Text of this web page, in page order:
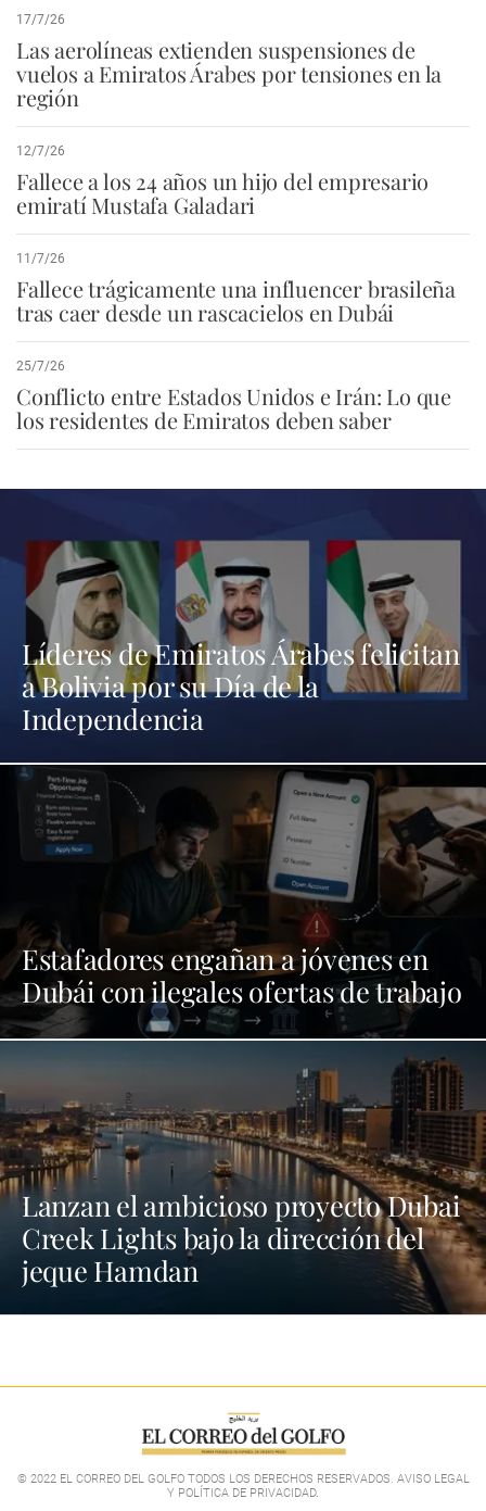
17/7/26
Las aerolíneas extienden suspensiones de
vuelos a Emiratos Árabes por tensiones en la
región
12/7/26
Fallece a los 24 años un hijo del empresario
emiratí Mustafa Galadari
11/7/26
Fallece trágicamente una influencer brasileña
tras caer desde un rascacielos en Dubái
25/7/26
Conflicto entre Estados Unidos e Irán: Lo que
los residentes de Emiratos deben saber
Líderes de Emiratos Árabes felicitan
a Bolivia por su Día de la
Independencia
Estafadores engañan a jóvenes en
Dubái con ilegales ofertas de trabajo
Lanzan el ambicioso proyecto Dubai
Creek Lights bajo la dirección del
jeque Hamdan
© 2022 EL CORREO DEL GOLFO TODOS LOS DERECHOS RESERVADOS. AVISO LEGAL
Y POLÍTICA DE PRIVACIDAD.